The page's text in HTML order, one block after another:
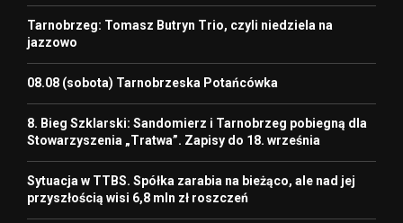
Tarnobrzeg: Tomasz Butryn Trio, czyli niedziela na
jazzowo
08.08 (sobota) Tarnobrzeska Potańcówka
8. Bieg Szklarski: Sandomierz i Tarnobrzeg pobiegną dla
Stowarzyszenia „Tratwa”. Zapisy do 18. września
Sytuacja w TTBS. Spółka zarabia na bieżąco, ale nad jej
przyszłością wisi 6,8 mln zł roszczeń